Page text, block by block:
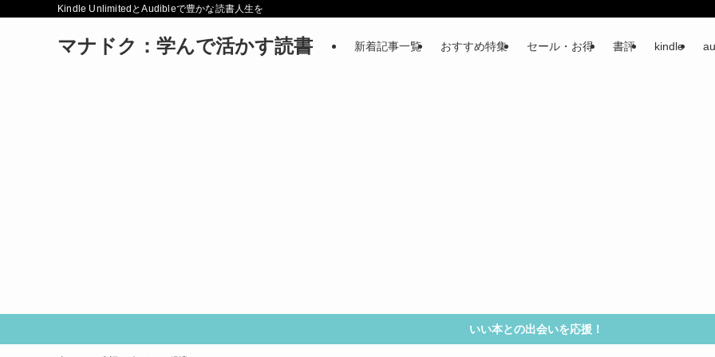
Kindle UnlimitedとAudibleで豊かな読書人生を
マナドク：学んで活かす読書 新着記事一覧 おすすめ特集 セール・お得 書評 kindle
いい本との出会いを応援！